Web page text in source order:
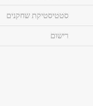
סטטיסטיקת שחקנים
רישום